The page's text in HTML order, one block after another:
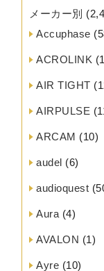
メーカー別
Accuphase
ACROLINK
AIR TIGHT
AIRPULSE
ARCAM (10)
audel (6)
audioquest
Aura (4)
AVALON (1)
Ayre (10)